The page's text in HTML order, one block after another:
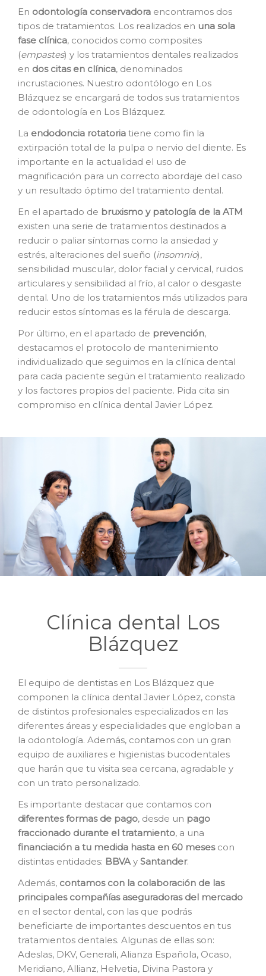
En odontología conservadora encontramos dos
tipos de tratamientos. Los realizados en una sola
fase clínica, conocidos como composites
(empastes) y los tratamientos dentales realizados
en dos citas en clínica, denominados
incrustaciones. Nuestro odontólogo en Los
Blázquez se encargará de todos sus tratamientos
de odontología en Los Blázquez.
La endodoncia rotatoria tiene como fin la
extirpación total de la pulpa o nervio del diente. Es
importante en la actualidad el uso de
magnificación para un correcto abordaje del caso
y un resultado óptimo del tratamiento dental.
En el apartado de bruxismo y patología de la ATM
existen una serie de tratamientos destinados a
reducir o paliar síntomas como la ansiedad y
estrés, alteraciones del sueño (insomnio),
sensibilidad muscular, dolor facial y cervical, ruidos
articulares y sensibilidad al frío, al calor o desgaste
dental. Uno de los tratamientos más utilizados para
reducir estos síntomas es la férula de descarga.
Por último, en el apartado de prevención,
destacamos el protocolo de mantenimiento
individualizado que seguimos en la clínica dental
para cada paciente según el tratamiento realizado
y los factores propios del paciente. Pida cita sin
compromiso en clínica dental Javier López.
Clínica dental Los
Blázquez
El equipo de dentistas en Los Blázquez que
componen la clínica dental Javier López, consta
de distintos profesionales especializados en las
diferentes áreas y especialidades que engloban a
la odontología. Además, contamos con un gran
equipo de auxiliares e higienistas bucodentales
que harán que tu visita sea cercana, agradable y
con un trato personalizado.
Es importante destacar que contamos con
diferentes formas de pago, desde un pago
fraccionado durante el tratamiento, a una
financiación a tu medida hasta en 60 mesescon
distintas entidades: BBVAy Santander.
Además, contamos con la colaboración de las
principales compañías aseguradoras del mercado
en el sector dental, con las que podrás
beneficiarte de importantes descuentos en tus
tratamientos dentales. Algunas de ellas son:
Adeslas, DKV, Generali, Alianza Española, Ocaso,
Meridiano, Allianz, Helvetia, Divina Pastora y